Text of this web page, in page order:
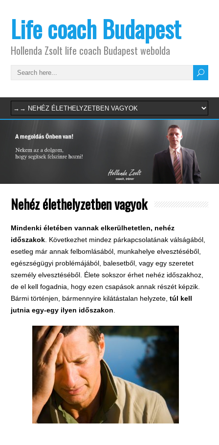
Life coach Budapest
Hollenda Zsolt life coach Budapest webolda
Nehéz élethelyzetben vagyok
Mindenki életében vannak elkerülhetetlen, nehéz
időszakok . Következhet mindez párkapcsolatának válságából,
esetleg már annak felbomlásából, munkahelye elvesztéséből,
egészségügyi problémájából, balesetből, vagy egy szeretet
személy elvesztéséből. Élete sokszor érhet nehéz időszakhoz,
de el kell fogadnia, hogy ezen csapások annak részét képzik.
Bármi történjen, bármennyire kilátástalan helyzete, túl kell
jutnia egy-egy ilyen időszakon